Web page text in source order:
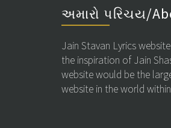
અમારો પરિચય/
Jain Stavan Lyrics
the inspiration of Jain
website would be the
website in the world